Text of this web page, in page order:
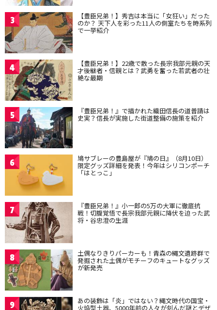
3 【豊臣兄弟！】秀吉は本当に「女狂い」だった
のか？ 天下人を彩った11人の側室たちを時系列
で一挙紹介
4 【豊臣兄弟！】22歳で散った長宗我部元親の天
才後継者・信親とは？武勇を奮った若武者の壮
絶な最期
5 『豊臣兄弟！』で描かれた織田信長の道普請は
史実？信長が実施した街道整備の施策を紹介
6 鳩サブレーの豊島屋が『鳩の日』（8月10日）
限定グッズ詳細を発表！今年はシリコンポーチ
「はとっこ」
7 『豊臣兄弟！』小一郎の5万の大軍に徹底抗
戦！切腹覚悟で長宗我部元親に降伏を迫った武
将・谷忠澄の生涯
8 土偶なりきりパーカーも！青森の縄文遺跡群で
発掘された土偶がモチーフのキュートなグッズ
が新発売
9 あの装飾は「炎」ではない？縄文時代の国宝・
火焔型土器、5000年前の人々が刻んだ謎とデザ